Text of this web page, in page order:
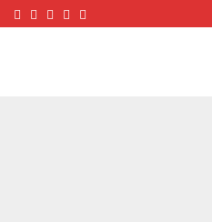
Facebook
Twitter